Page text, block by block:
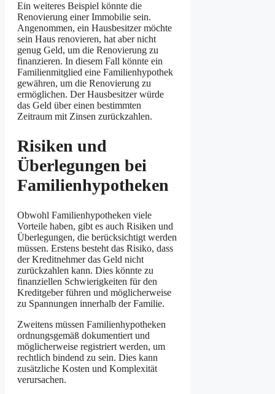
Ein weiteres Beispiel könnte die
Renovierung einer Immobilie sein.
Angenommen, ein Hausbesitzer möchte
sein Haus renovieren, hat aber nicht
genug Geld, um die Renovierung zu
finanzieren. In diesem Fall könnte ein
Familienmitglied eine Familienhypothek
gewähren, um die Renovierung zu
ermöglichen. Der Hausbesitzer würde
das Geld über einen bestimmten
Zeitraum mit Zinsen zurückzahlen.
Risiken und
Überlegungen bei
Familienhypotheken
Obwohl Familienhypotheken viele
Vorteile haben, gibt es auch Risiken und
Überlegungen, die berücksichtigt werden
müssen. Erstens besteht das Risiko, dass
der Kreditnehmer das Geld nicht
zurückzahlen kann. Dies könnte zu
finanziellen Schwierigkeiten für den
Kreditgeber führen und möglicherweise
zu Spannungen innerhalb der Familie.
Zweitens müssen Familienhypotheken
ordnungsgemäß dokumentiert und
möglicherweise registriert werden, um
rechtlich bindend zu sein. Dies kann
zusätzliche Kosten und Komplexität
verursachen.